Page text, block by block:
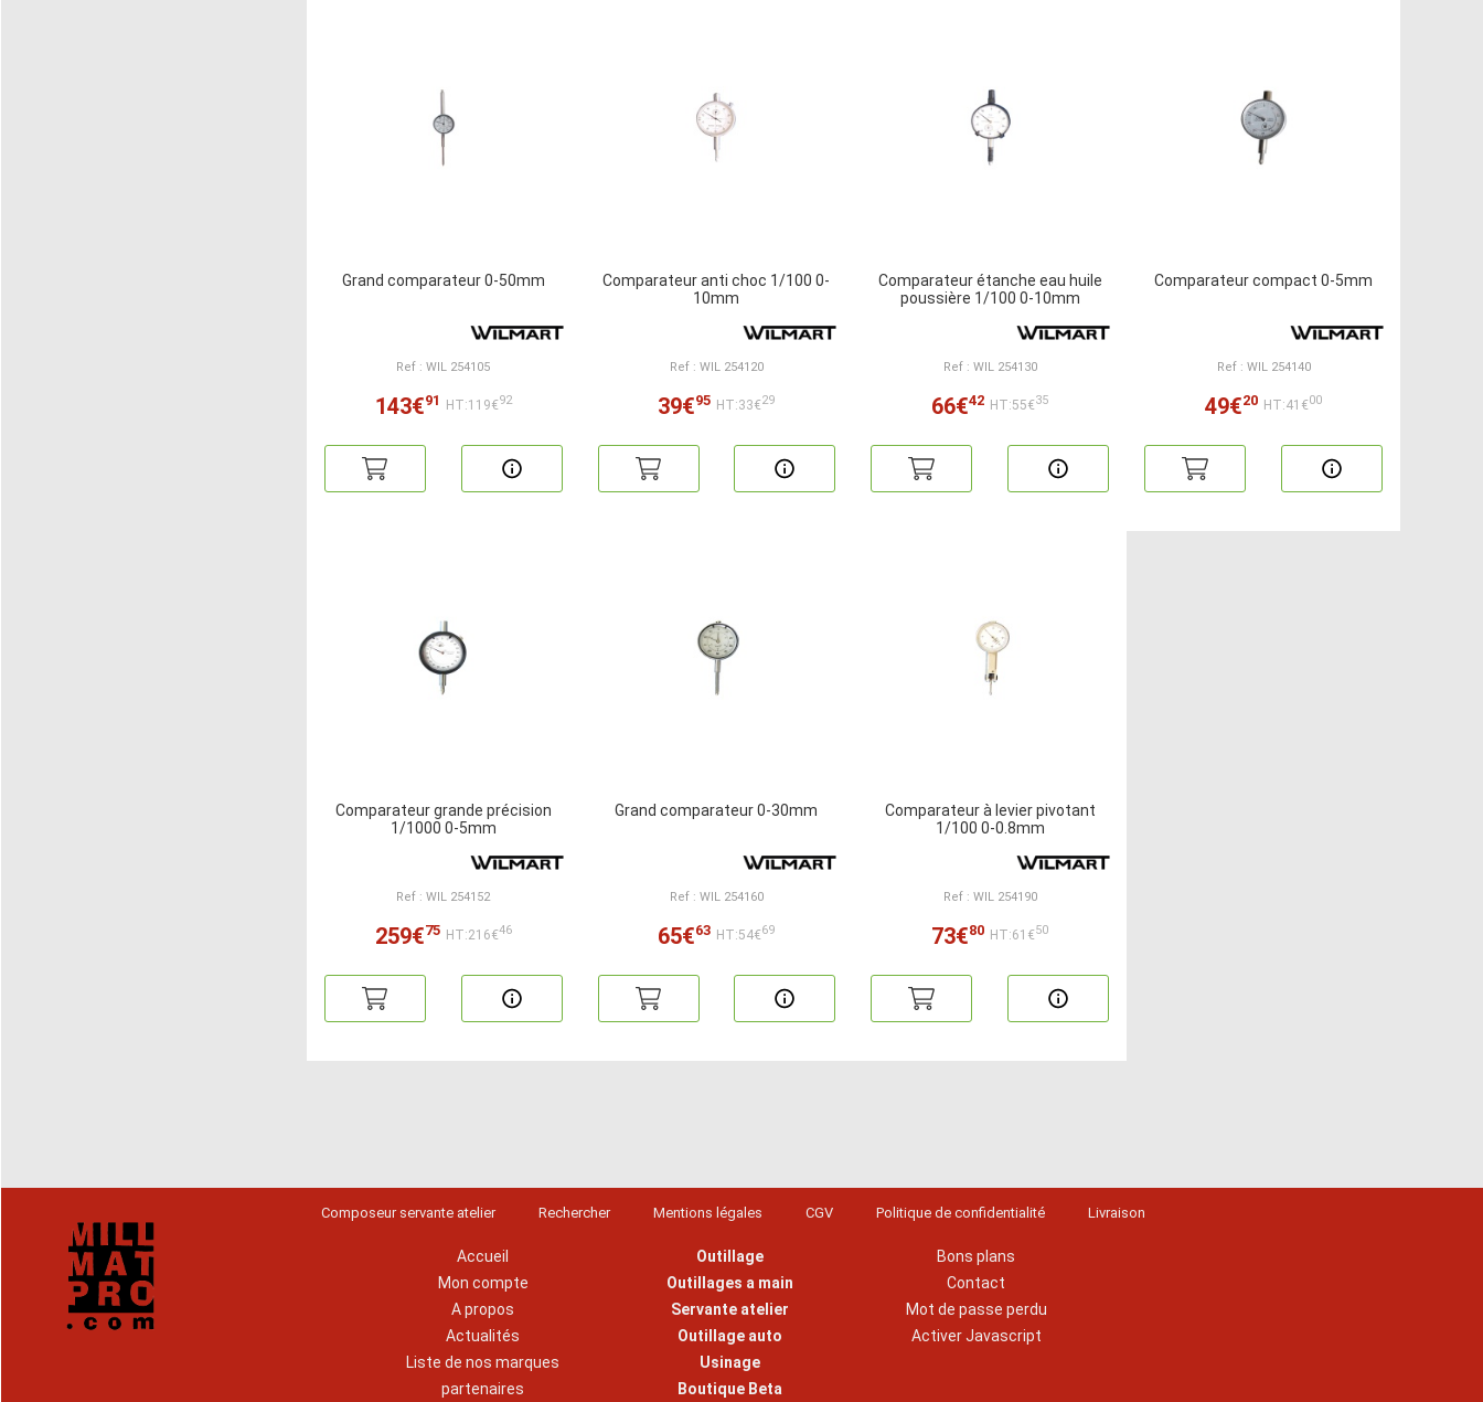
Grand comparateur 0-50mm
Ref : WIL 254105
143€91 HT:119€92
Comparateur anti choc 1/100 0-
10mm
Ref : WIL 254120
39€95 HT:33€29
Comparateur étanche eau huile
poussière 1/100 0-10mm
Ref : WIL 254130
66€42 HT:55€35
Comparateur compact 0-5mm
Ref : WIL 254140
49€20 HT:41€00
Comparateur grande précision
1/1000 0-5mm
Ref : WIL 254152
259€75 HT:216€46
Grand comparateur 0-30mm
Ref : WIL 254160
65€63 HT:54€69
Comparateur à levier pivotant
1/100 0-0.8mm
Ref : WIL 254190
73€80 HT:61€50
Composeur servante atelier Rechercher Mentions légales CGV Politique de confidentialité Livraison
Accueil
Mon compte
A propos
Actualités
Liste de nos marques
partenaires
Outillage
Outillages a main
Servante atelier
Outillage auto
Usinage
Boutique Beta
Bons plans
Contact
Mot de passe perdu
Activer Javascript